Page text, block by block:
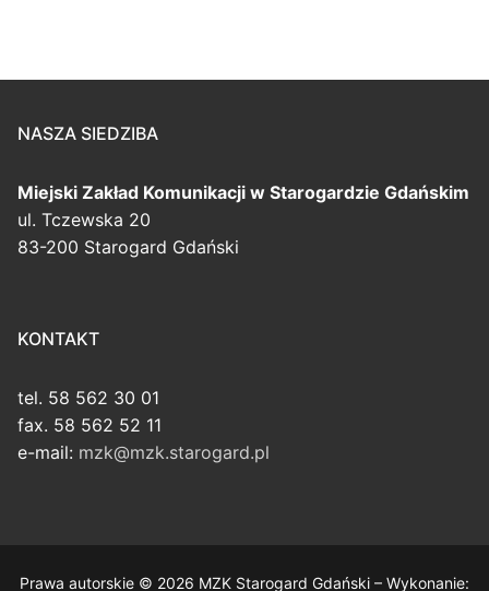
NASZA SIEDZIBA
Miejski Zakład Komunikacji w Starogardzie Gdańskim
ul. Tczewska 20
83-200 Starogard Gdański
KONTAKT
tel. 58 562 30 01
fax. 58 562 52 11
e-mail: mzk@mzk.starogard.pl
Prawa autorskie © 2026 MZK Starogard Gdański – Wykonanie: